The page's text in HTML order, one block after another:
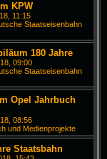
KPW
11:15
Staatseisenbahn
180 Jahre
09:00
Staatseisenbahn
Opel Jahrbuch
08:56
und Medienprojekte
Staatsbahn